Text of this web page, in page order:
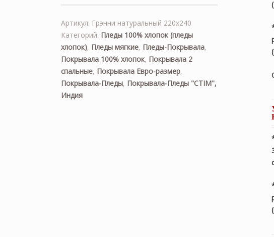
Артикул: Грэнни натуральный 220х240
Категорий: Пледы 100% хлопок (пледы
хлопок), Пледы мягкие, Пледы-Покрывала,
Покрывала 100% хлопок, Покрывала 2
спальные, Покрывала Евро-размер,
Покрывала-Пледы, Покрывала-Пледы "CTIM",
Индия